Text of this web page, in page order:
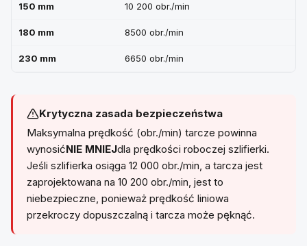
150 mm 10 200 obr./min
180 mm 8500 obr./min
230 mm 6650 obr./min
Krytyczna zasada bezpieczeństwa
Maksymalna prędkość (obr./min) tarcze powinna
wynosićNIE MNIEJdla prędkości roboczej szlifierki.
Jeśli szlifierka osiąga 12 000 obr./min, a tarcza jest
zaprojektowana na 10 200 obr./min, jest to
niebezpieczne, ponieważ prędkość liniowa
przekroczy dopuszczalną i tarcza może pęknąć.